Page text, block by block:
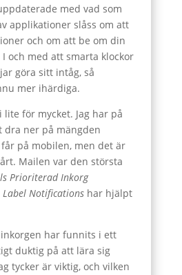
med vad som
applikationer slåss om att
och om att be om din
och med att smarta klockor
göra sitt intåg, så
mer ihärdiga.
för mycket. Jag har på
dra ner på mängden
på mobilen, men det är
Mailen var den största
Prioriterad Inkorg
Label Notificationshar hjälpt
har funnits i ett
duktig på att lära sig
tycker är viktig, och vilken